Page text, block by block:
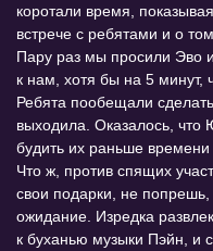
коротали время, показывая
встрече с ребятами и о
Пару раз мы просили Эво и
к нам, хотя бы на 5 минут,
Ребята пообещали
выходила. Оказалось, что
будить их раньше времени
Что ж, против спящих
свои подарки, не
ожидание. Изредка
к буханью музыки Пэйн, и